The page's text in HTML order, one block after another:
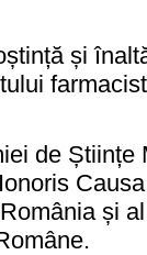
și
de
și